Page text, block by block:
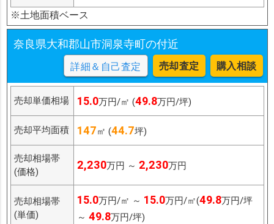
※土地面積ベース
奈良県大和郡山市洞泉寺町の付近
詳細＆自己査定 売却査定 購入相談
売却単価相場 15.0万円/㎡ (49.8万円/坪)
売却平均面積 147㎡ (44.7坪)
売却相場帯
(価格)
2,230万円 ～ 2,230万円
売却相場帯
(単価)
15.0万円/㎡ ～ 15.0万円/㎡(49.8万円/坪
～ 49.8万円/坪)